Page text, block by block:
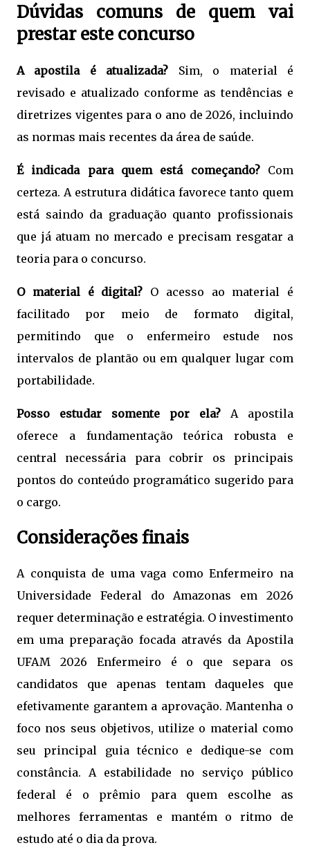
Dúvidas comuns de quem vai
prestar este concurso
A apostila é atualizada? Sim, o material é
revisado e atualizado conforme as tendências e
diretrizes vigentes para o ano de 2026, incluindo
as normas mais recentes da área de saúde.
É indicada para quem está começando?Com
certeza. A estrutura didática favorece tanto quem
está saindo da graduação quanto profissionais
que já atuam no mercado e precisam resgatar a
teoria para o concurso.
O material é digital? O acesso ao material é
facilitado por meio de formato digital,
permitindo que o enfermeiro estude nos
intervalos de plantão ou em qualquer lugar com
portabilidade.
Posso estudar somente por ela? A apostila
oferece a fundamentação teórica robusta e
central necessária para cobrir os principais
pontos do conteúdo programático sugerido para
o cargo.
Considerações finais
A conquista de uma vaga como Enfermeiro na
Universidade Federal do Amazonas em 2026
requer determinação e estratégia. O investimento
em uma preparação focada através da Apostila
UFAM 2026 Enfermeiro é o que separa os
candidatos que apenas tentam daqueles que
efetivamente garantem a aprovação. Mantenha o
foco nos seus objetivos, utilize o material como
seu principal guia técnico e dedique-se com
constância. A estabilidade no serviço público
federal é o prêmio para quem escolhe as
melhores ferramentas e mantém o ritmo de
estudo até o dia da prova.